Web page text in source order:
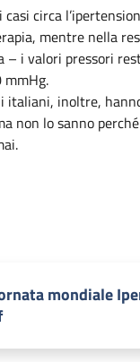
casi circa
mentre nella
– i valori pressori
italiani, inoltre,
non lo sanno
mondiale